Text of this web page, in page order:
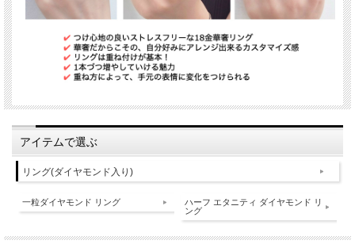
アイテムで選ぶ
リング(ダイヤモンド入り)
一粒ダイヤモンド リング
ハーフ エタニティ ダイヤモンド リ
ング